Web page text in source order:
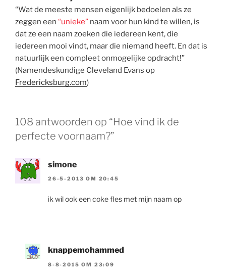
“Wat de meeste mensen eigenlijk bedoelen als ze
zeggen een “unieke” naam voor hun kind te willen, is
dat ze een naam zoeken die iedereen kent, die
iedereen mooi vindt, maar die niemand heeft. En dat is
natuurlijk een compleet onmogelijke opdracht!”
(Namendeskundige Cleveland Evans op
Fredericksburg.com)
108 antwoorden op “Hoe vind ik de
perfecte voornaam?”
simone
26-5-2013 OM 20:45
ik wil ook een coke fles met mijn naam op
knappemohammed
8-8-2015 OM 23:09